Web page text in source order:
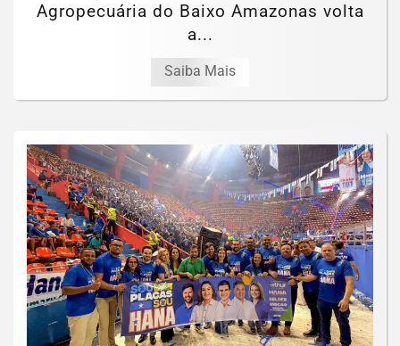
Agropecuária do Baixo Amazonas volta
a...
Saiba Mais